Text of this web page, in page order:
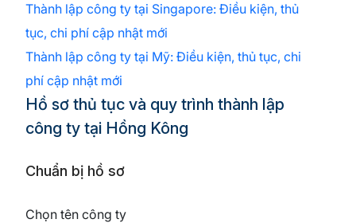
Thành lập công ty tại Singapore: Điều kiện, thủ
tục, chi phí cập nhật mới
Thành lập công ty tại Mỹ: Điều kiện, thủ tục, chi
phí cập nhật mới
Hồ sơ thủ tục và quy trình thành lập
công ty tại Hồng Kông
Chuẩn bị hồ sơ
Chọn tên công ty